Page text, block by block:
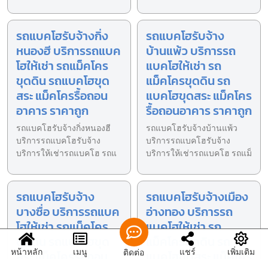
รถแบคโฮรับจ้างกิ่ง
หนองฮี บริการรถแบค
โฮให้เช่า รถแม็คโคร
ขุดดิน รถแบคโฮขุด
สระ แม็คโครรื้อถอน
อาคาร ราคาถูก
รถแบคโฮรับจ้างกิ่งหนองฮี
บริการรถแบคโฮรับจ้าง
บริการให้เช่ารถแบคโฮ รถแ
รถแบคโฮรับจ้าง
บ้านแพ้ว บริการรถ
แบคโฮให้เช่า รถ
แม็คโครขุดดิน รถ
แบคโฮขุดสระ แม็คโคร
รื้อถอนอาคาร ราคาถูก
รถแบคโฮรับจ้างบ้านแพ้ว
บริการรถแบคโฮรับจ้าง
บริการให้เช่ารถแบคโฮ รถแม็
รถแบคโฮรับจ้าง
บางซื่อ บริการรถแบค
โฮให้เช่า รถแม็คโคร
ขุดดิน รถแบคโฮขุด
รถแบคโฮรับจ้างเมือง
อ่างทอง บริการรถ
แบคโฮให้เช่า รถ
แม็คโครขุดดิน รถ
หน้าหลัก เมนู ติดต่อ แชร์ เพิ่มเติม